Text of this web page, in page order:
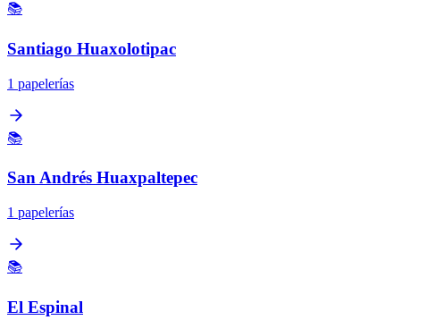
📚
Santiago Huaxolotipac
1 papelerías
📚
San Andrés Huaxpaltepec
1 papelerías
📚
El Espinal